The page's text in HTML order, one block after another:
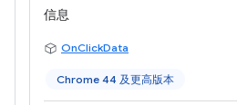
信息
OnClickData
Chrome 44 及更高版本